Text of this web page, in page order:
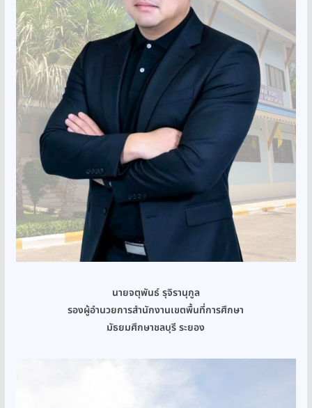
นายจตุพันธ์ รุจิรานุกูล
รองผู้อำนวยการสำนักงานเขตพื้นที่การศึกษา
มัธยมศึกษาชลบุรี ระยอง